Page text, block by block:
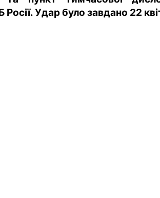
gambling
Удар було завдано 22